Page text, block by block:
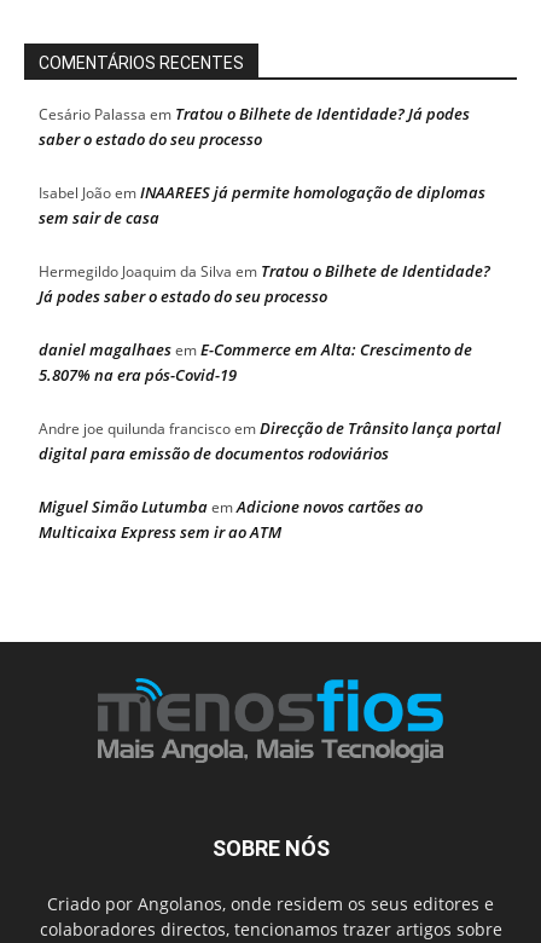
COMENTÁRIOS RECENTES
Cesário Palassa em Tratou o Bilhete de Identidade? Já podes
saber o estado do seu processo
Isabel JoãoemINAAREES já permite homologação de diplomas
sem sair de casa
Hermegildo Joaquim da Silva em Tratou o Bilhete de Identidade?
Já podes saber o estado do seu processo
daniel magalhaesemE-Commerce em Alta: Crescimento de
5.807% na era pós-Covid-19
Andre joe quilunda franciscoemDirecção de Trânsito lança portal
digital para emissão de documentos rodoviários
Miguel Simão LutumbaemAdicione novos cartões ao
Multicaixa Express sem ir ao ATM
SOBRE NÓS
Criado por Angolanos, onde residem os seus editores e
colaboradores directos, tencionamos trazer artigos sobre